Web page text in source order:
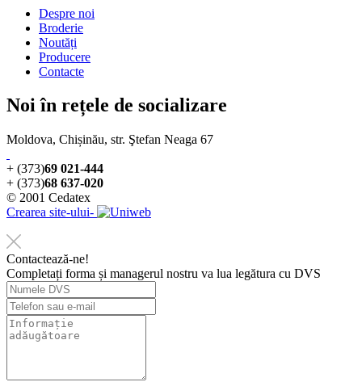
Despre noi
Broderie
Noutăți
Producere
Contacte
Noi în rețele de socializare
Moldova, Chișinău, str. Ştefan Neaga 67
+ (373)69 021-444
+ (373)68 637-020
© 2001 Cedatex
Crearea site-ului-
Contactează-ne!
Completați forma și managerul nostru va lua legătura cu DVS